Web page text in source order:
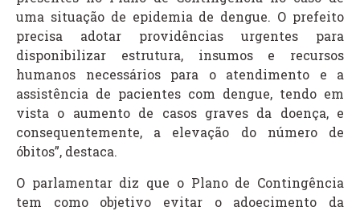
uma situação de epidemia de dengue. O prefeito
precisa adotar providências urgentes para
disponibilizar estrutura, insumos e recursos
humanos necessários para o atendimento e a
assistência de pacientes com dengue, tendo em
vista o aumento de casos graves da doença, e
consequentemente, a elevação do número de
óbitos”, destaca.
O parlamentar diz que o Plano de Contingência
tem como objetivo evitar o adoecimento da